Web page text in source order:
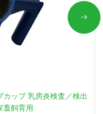
ップ 乳房炎検査／検出
畜飼育用